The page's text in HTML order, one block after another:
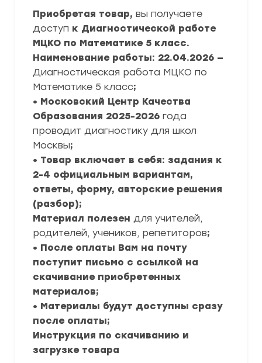
Приобретая товар, вы получаете
доступ к Диагностической работе
МЦКО по Математике 5 класс.
Наименование работы: 22.04.2026 —
Диагностическая работа МЦКО по
Математике 5 класс;
• Московский Центр Качества
Образования 2025-2026 года
проводит диагностику для школ
Москвы;
• Товар включает в себя: задания к
2-4 официальным вариантам,
ответы, форму, авторские решения
(разбор);
Материал полезен для учителей,
родителей, учеников, репетиторов;
• После оплаты Вам на почту
поступит письмо с ссылкой на
скачивание приобретенных
материалов;
• Материалы будут доступны сразу
после оплаты;
Инструкция по скачиванию и
загрузке товара